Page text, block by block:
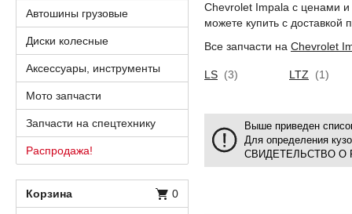
Chevrolet Impala с ценами
можете купить с доставкой
Все запчасти на Chevrolet
LS (3) LTZ (1)
Выше приведен
Для определения
СВИДЕТЕЛЬСТВО О
Автошины грузовые
Диски колесные
Аксессуары, инструменты
Мото запчасти
Запчасти на спецтехнику
Распродажа!
Корзина 0